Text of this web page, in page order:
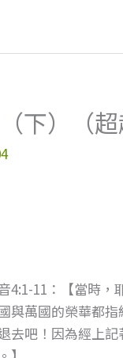
下）（超
4:1-11：【當時
與萬國的榮華都
去吧！因為經上